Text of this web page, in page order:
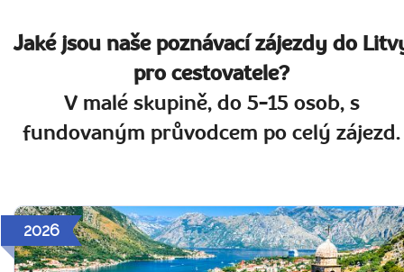
Jaké jsou naše poznávací zájezdy do
pro cestovatele?
V malé skupině, do 5-15 osob, s
fundovaným průvodcem po celý zájezd.
2026